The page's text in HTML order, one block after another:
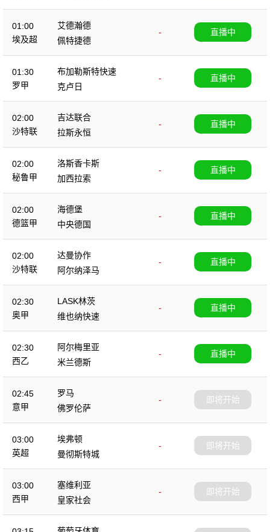
01:00
埃及超
艾德瀚德
-
佩特捷德
直播中
01:30
罗甲
布加勒斯特快速
-
克卢日
直播中
02:00
沙特联
吉达联合
-
拉斯永恒
直播中
02:00
秘鲁甲
洛斯香卡斯
-
加西拉索
直播中
02:00
德篮甲
海德堡
-
中央德国
直播中
02:00
沙特联
达曼协作
-
阿尔纳泽马
直播中
02:30
奥甲
LASK林茨
-
维也纳快速
直播中
02:30
西乙
阿尔梅里亚
-
米兰德斯
直播中
02:45
意甲
罗马
-
佛罗伦萨
即将开始
03:00
英超
埃弗顿
-
曼彻斯特城
即将开始
03:00
西甲
塞维利亚
-
皇家社会
即将开始